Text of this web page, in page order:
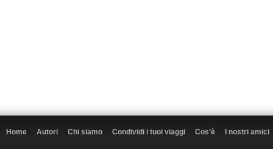
Home Autori Chi siamo Condividi i tuoi viaggi Cos’è I nostri amici